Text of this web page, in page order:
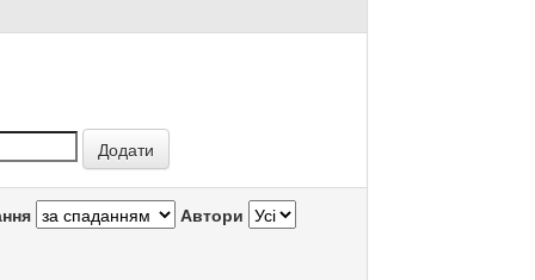
Автори